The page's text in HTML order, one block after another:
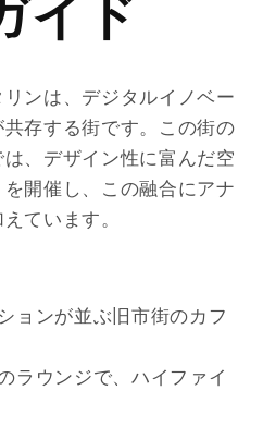
ンは、デジタルイノベー
存する街です。この街の
は、デザイン性に富んだ空
開催し、この融合にアナ
ています。
ョンが並ぶ旧市街のカフ
ラウンジで、ハイファイ